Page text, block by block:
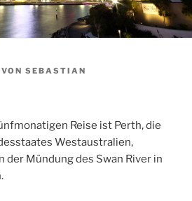
VON SEBASTIAN
Reise ist Perth, die
Westaustralien,
der Mündung des Swan River in